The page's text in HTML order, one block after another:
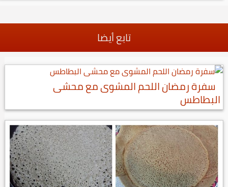
تابع أيضا
سفرة رمضان اللحم المشوى مع محشى
البطاطس